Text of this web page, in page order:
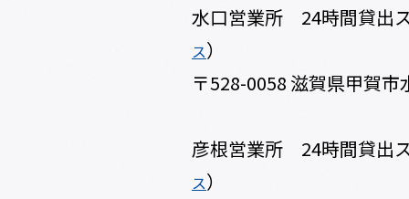
水口営業所 24時間貸出
ス）
〒528-0058 滋賀県甲賀
彦根営業所 24時間貸出
ス）